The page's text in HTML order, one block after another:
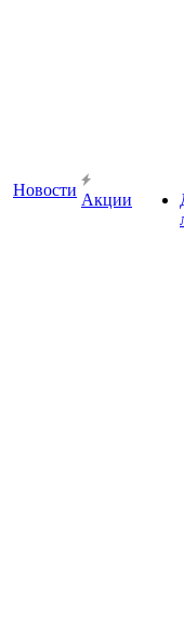
Новости
Акции